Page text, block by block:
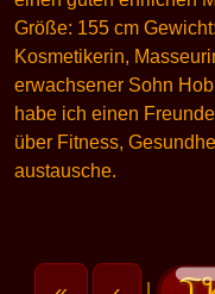
Größe: 155 cm
Kosmetikerin,
erwachsener Sohn
habe ich einen
über Fitness,
austausche.